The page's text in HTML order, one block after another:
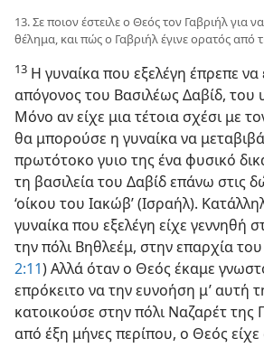
13. Σε ποιον έστειλε ο Θεός τον Γαβριήλ για
θέλημα, και πώς ο Γαβριήλ έγινε ορατός από
13 Η γυναίκα που εξελέγη έπρεπε να
απόγονος του Βασιλέως Δαβίδ, του
Μόνο αν είχε μια τέτοια σχέσι με
θα μπορούσε η γυναίκα να
πρωτότοκο γυιο της ένα φυσικό
τη βασιλεία του Δαβίδ επάνω στις
‘οίκου του Ιακώβ’ (Ισραήλ).
γυναίκα που εξελέγη είχε γεννηθή
την πόλι Βηθλεέμ, στην επαρχία
2:11) Αλλά όταν ο Θεός έκαμε
επρόκειτο να την ευνοήση μ’ αυτή
κατοικούσε στην πόλι Ναζαρέτ της
από έξη μήνες περίπου, ο Θεός είχε